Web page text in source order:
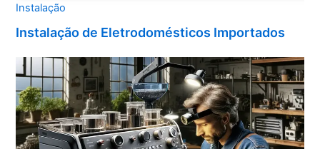
Instalação
Instalação de Eletrodomésticos Importados